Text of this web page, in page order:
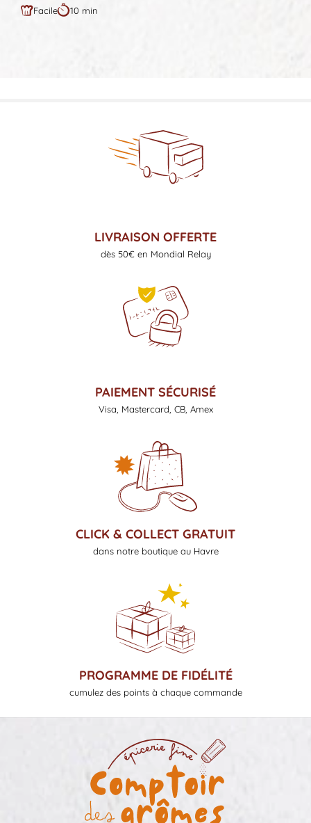
Difficulté
Facile
Durée
10 min
LIVRAISON OFFERTE
dès 50€ en Mondial Relay
PAIEMENT SÉCURISÉ
Visa, Mastercard, CB, Amex
CLICK & COLLECT GRATUIT
dans notre boutique au Havre
PROGRAMME DE FIDÉLITÉ
cumulez des points à chaque commande